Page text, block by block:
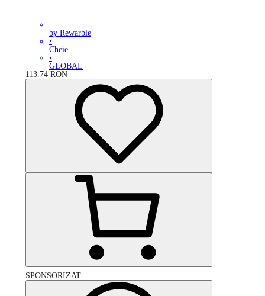
by Rewarble
•
Cheie
•
GLOBAL
113.74 RON
SPONSORIZAT